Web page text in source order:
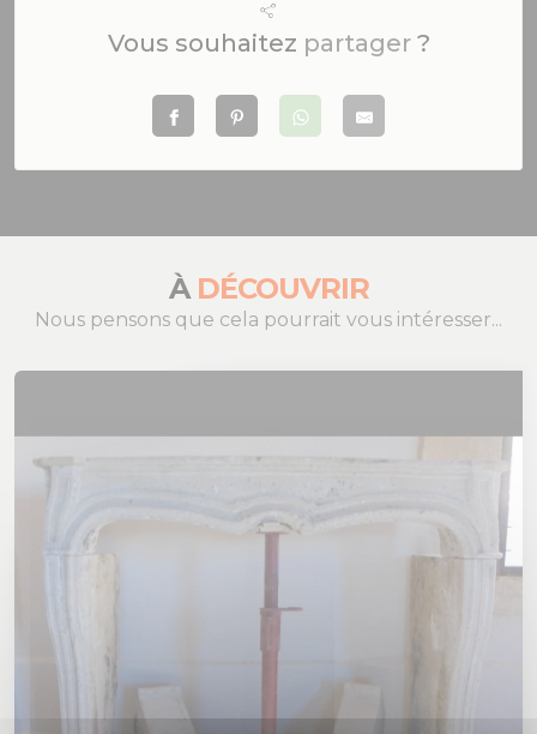
Vous souhaitez partager?
À DÉCOUVRIR
Nous pensons que cela pourrait vous intéresser...